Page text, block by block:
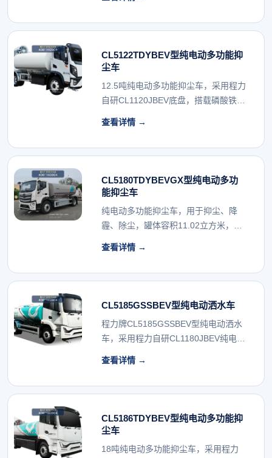
CL5122TDYBEV型纯电动多功能抑
尘车
12.5吨纯电动多功能抑尘车，采用程力
自研CL1120JBEV底盘，搭载磷酸铁锂
查看详情 →
CL5180TDYBEVGX型纯电动多功
能抑尘车
纯电动多功能抑尘车，用于抑尘、降
霾、除尘，罐体容积11.02立方米，配
查看详情 →
CL5185GSSBEV型纯电动洒水车
程力牌CL5185GSSBEV型纯电动洒水
车，采用程力自研CL1180JBEV纯电
查看详情 →
CL5186TDYBEV型纯电动多功能抑
尘车
18吨纯电动多功能抑尘车，采用程力